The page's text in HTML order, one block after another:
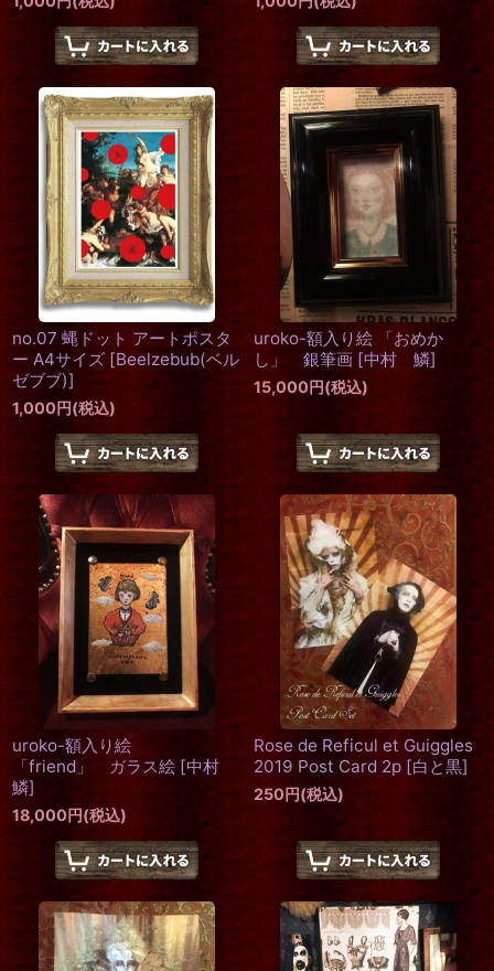
no.07 蝿ドット アートポスタ
ー A4サイズ [Beelzebub(ベル
ゼブブ)]
1,000円(税込)
uroko-額入り絵 「おめか
し」 銀筆画 [中村 鱗]
15,000円(税込)
uroko-額入り絵
「friend」 ガラス絵 [中村
鱗]
18,000円(税込)
Rose de Reficul et Guiggles
2019 Post Card 2p [白と黒]
250円(税込)